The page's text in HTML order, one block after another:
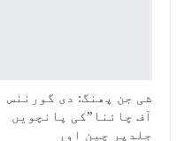
شی جن پھنگ: دی گورننس
آف چائنا”کی پانچویں
جلدپر چین اور